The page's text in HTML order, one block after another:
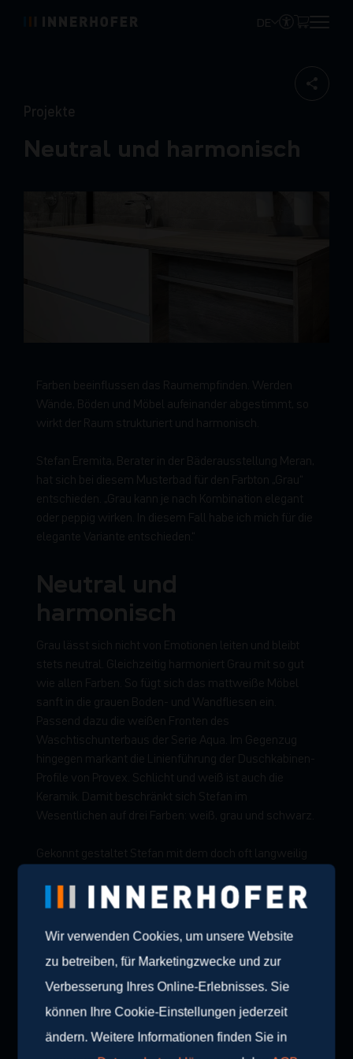
DE
Projekte
Neutral und harmonisch
Farben beeinflussen das Raumempfinden. Werden
Wände, Böden und Möbel aufeinander abgestimmt, so
wirkt der Raum strukturiert und harmonisch.
Stefan Eremita, Berater in der Bäderausstellung Meran,
hat sich bei diesem Musterbad für den Farbton „Grau“
entschieden. „Grau kann je nach Kombination elegant
oder peppig wirken. In diesem Fall habe ich mich für die
elegante Variante entschieden.“
Neutral und
harmonisch
Grau lässt sich nicht von Emotionen leiten und bleibt
stets neutral. Gleichzeitig harmoniert Grau mit so gut
wie allen Farben. So fügt sich das mattweiße Möbel
sanft in die grauen Boden- und Wandfliesen ein.
Passend dazu die weißen Fronten des
Waschtischunterbaus der Serie Aqua. Im Gegenzug
hingegen markant die Linienführung der Duschkabinen-
Profile von Provex. Schlicht und weiß ist auch die
Keramik. Damit beschränkt sich Stefan im
Wesentlichen auf drei Farben: weiß, grau und schwarz.
Gekonnt gestaltet Stefan mit dem doch oft langweilig
wirkendem Farbton Grau eine zeitlos moderne
Badsituation.
Wir verwenden Cookies, um unsere Website
zu betreiben, für Marketingzwecke und zur
Verbesserung Ihres Online-Erlebnisses. Sie
können Ihre Cookie-Einstellungen jederzeit
ändern. Weitere Informationen finden Sie in